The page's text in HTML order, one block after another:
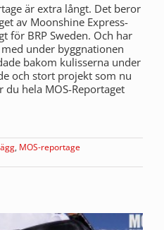
är extra långt. Det beror
av Moonshine Express-
för BRP Sweden. Och har
under byggnationen
bakom kulisserna under
och stort projekt som nu
hela MOS-Reportaget
, MOS-reportage